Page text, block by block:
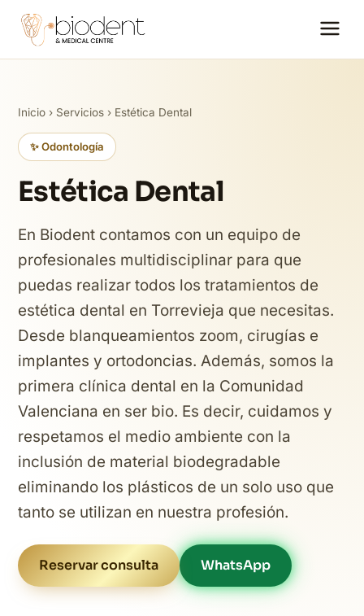
Inicio › Servicios › Estética Dental
✨ Odontología
Estética Dental
En Biodent contamos con un equipo de
profesionales multidisciplinar para que
puedas realizar todos los tratamientos de
estética dental en Torrevieja que necesitas.
Desde blanqueamientos zoom, cirugías e
implantes y ortodoncias. Además, somos la
primera clínica dental en la Comunidad
Valenciana en ser bio. Es decir, cuidamos y
respetamos el medio ambiente con la
inclusión de material biodegradable
eliminando los plásticos de un solo uso que
tanto se utilizan en nuestra profesión.
Reservar consulta WhatsApp